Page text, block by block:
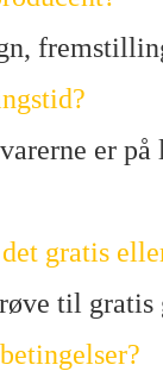
er
gratis
til